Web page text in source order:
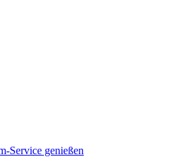
Service genießen